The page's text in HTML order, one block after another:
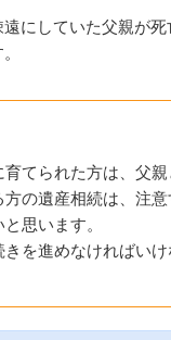
にしていた父親が
てられた方は、父
の遺産相続は、注
思います。
を進めなければい